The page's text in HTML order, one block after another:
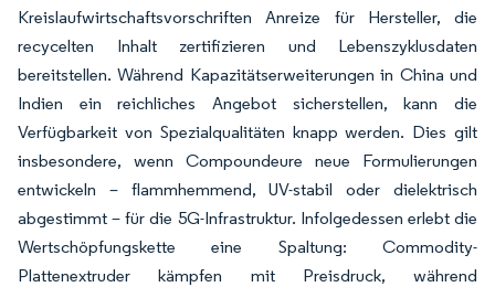
Kreislaufwirtschaftsvorschriften Anreize für Hersteller, die
recycelten Inhalt zertifizieren und Lebenszyklusdaten
bereitstellen. Während Kapazitätserweiterungen in China und
Indien ein reichliches Angebot sicherstellen, kann die
Verfügbarkeit von Spezialqualitäten knapp werden. Dies gilt
insbesondere, wenn Compoundeure neue Formulierungen
entwickeln – flammhemmend, UV-stabil oder dielektrisch
abgestimmt – für die 5G-Infrastruktur. Infolgedessen erlebt die
Wertschöpfungskette eine Spaltung: Commodity-
Plattenextruder kämpfen mit Preisdruck, während